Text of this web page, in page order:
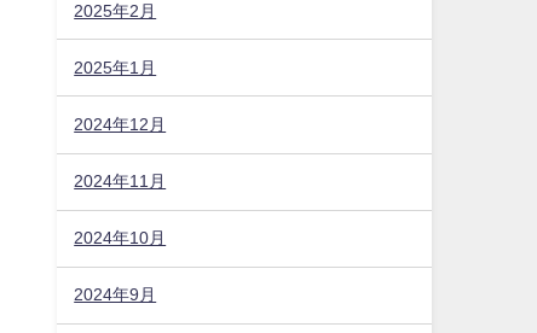
2025年2月
2025年1月
2024年12月
2024年11月
2024年10月
2024年9月